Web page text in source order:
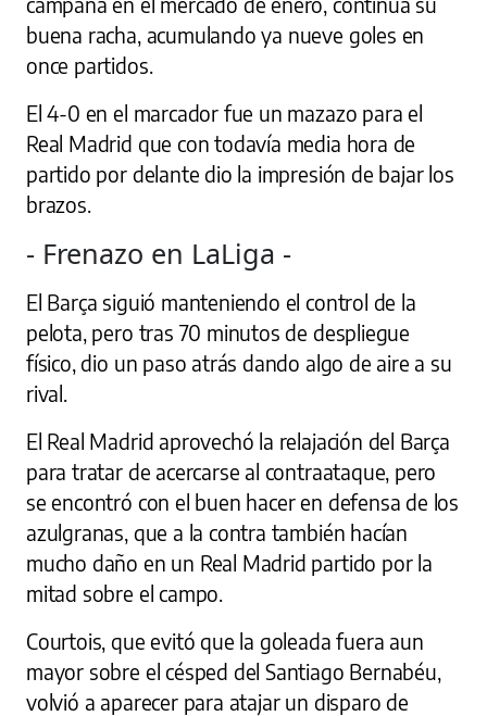
buena racha, acumulando ya nueve goles en
once partidos.
El 4-0 en el marcador fue un mazazo para el
Real Madrid que con todavía media hora de
partido por delante dio la impresión de bajar los
brazos.
- Frenazo en LaLiga -
El Barça siguió manteniendo el control de la
pelota, pero tras 70 minutos de despliegue
físico, dio un paso atrás dando algo de aire a su
rival.
El Real Madrid aprovechó la relajación del Barça
para tratar de acercarse al contraataque, pero
se encontró con el buen hacer en defensa de los
azulgranas, que a la contra también hacían
mucho daño en un Real Madrid partido por la
mitad sobre el campo.
Courtois, que evitó que la goleada fuera aun
mayor sobre el césped del Santiago Bernabéu,
volvió a aparecer para atajar un disparo de